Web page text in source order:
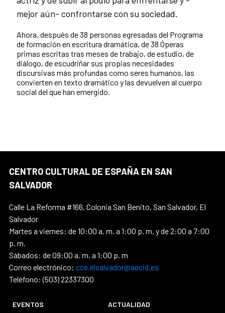
mejor aún- confrontarse con su sociedad.
Ahora, después de 38 personas egresadas del Programa
de formación en escritura dramática, de 38 Óperas
primas escritas tras meses de trabajo, de estudio, de
diálogo, de escudriñar sus propias necesidades
discursivas más profundas como seres humanos, las
convierten en texto dramático y las devuelven al cuerpo
social del que han emergido.
CENTRO CULTURAL DE ESPAÑA EN SAN
SALVADOR
Calle La Reforma #166, Colonia San Benito, San Salvador, El
Salvador
Martes a viernes: de 10:00 a. m. a 1:00 p. m. y de 2:00 a 7:00
p. m.
Sábados: de 09:00 a. m. a 1:00 p. m
Correo electrónico: cce.elsalvador@aecid.es
Teléfono: (503) 22337300
EVENTOS
ACTUALIDAD